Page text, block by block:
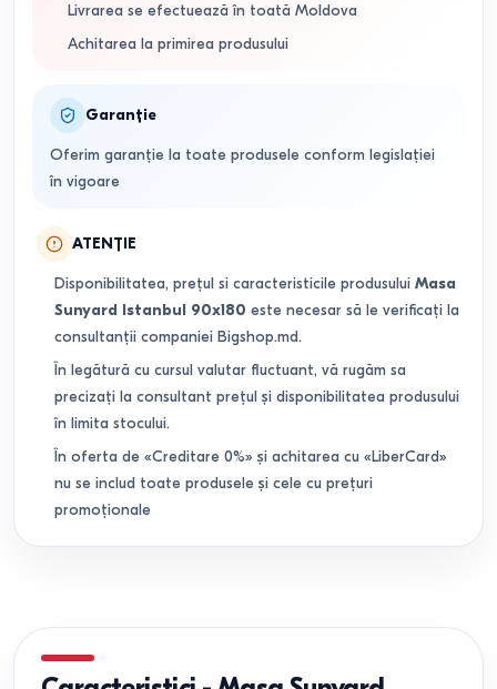
Livrarea se efectuează în toată Moldova
Achitarea la primirea produsului
Garanție
Oferim garanție la toate produsele conform legislației
în vigoare
ATENȚIE
Disponibilitatea, prețul si caracteristicile produsului Masa
Sunyard Istanbul 90x180 este necesar să le verificați la
consultanții companiei Bigshop.md.
În legătură cu cursul valutar fluctuant, vă rugăm sa
precizați la consultant prețul și disponibilitatea produsului
în limita stocului.
În oferta de «Creditare 0%» și achitarea cu «LiberCard»
nu se includ toate produsele și cele cu prețuri
promoționale